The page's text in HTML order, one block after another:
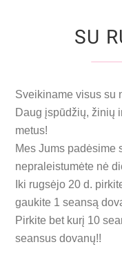
SU
Sveikiname visus su
Daug įspūdžių, žinių
metus!
Mes Jums padėsime
nepraleistumėte nė
Iki rugsėjo 20 d.
gaukite 1 seansą
Pirkite bet kurį 10
seansus dovanų!!